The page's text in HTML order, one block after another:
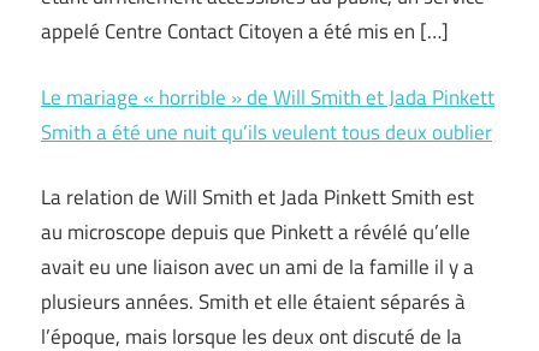
appelé Centre Contact Citoyen a été mis en […]
Le mariage « horrible » de Will Smith et Jada Pinkett
Smith a été une nuit qu’ils veulent tous deux oublier
La relation de Will Smith et Jada Pinkett Smith est
au microscope depuis que Pinkett a révélé qu’elle
avait eu une liaison avec un ami de la famille il y a
plusieurs années. Smith et elle étaient séparés à
l’époque, mais lorsque les deux ont discuté de la